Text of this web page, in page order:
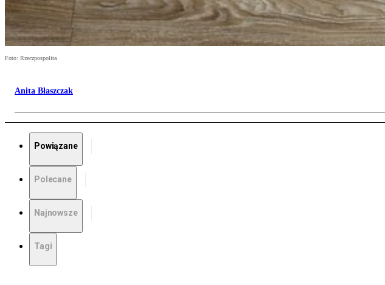
Foto: Rzeczpospolita
Anita Błaszczak
Powiązane
Polecane
Najnowsze
Tagi